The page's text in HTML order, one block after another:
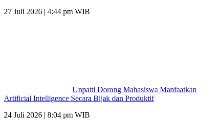
27 Juli 2026 | 4:44 pm WIB
Unpatti Dorong Mahasiswa Manfaatkan
Artificial Intelligence Secara Bijak dan Produktif
24 Juli 2026 | 8:04 pm WIB